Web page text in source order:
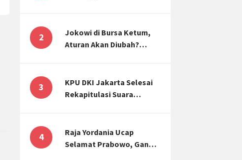
Mental-Finansial
2
Jokowi di Bursa Ketum,
Aturan Akan Diubah?
3
KPU DKI Jakarta Selesai
Rekapitulasi Suara
Ganjar
4
Raja Yordania Ucap
Selamat Prabowo, Ganjar